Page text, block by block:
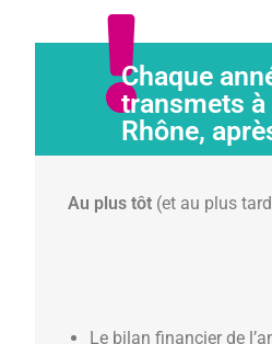
Chaque
transmets à
Rhône,
Au plus tôt (et au plus
Le bilan financier de